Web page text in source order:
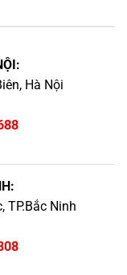
Hà Nội
TP.Bắc Ninh